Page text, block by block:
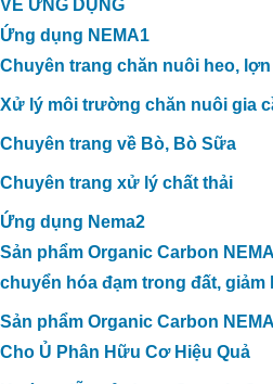
VỀ ỨNG DỤNG
Ứng dụng NEMA1
Chuyên trang chăn nuôi heo, lợn
Xử lý môi trường chăn nuôi gia
Chuyên trang về Bò, Bò Sữa
Chuyên trang xử lý chất thải
Ứng dụng Nema2
Sản phẩm Organic Carbon
chuyển hóa đạm trong đất,
Sản phẩm Organic Carbon
Cho Ủ Phân Hữu Cơ Hiệu Quả